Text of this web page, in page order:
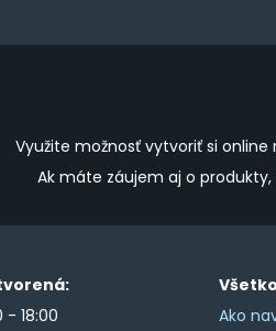
Využite možnosť vytvoriť si
Ak máte záujem aj o
- 18:00
Ako